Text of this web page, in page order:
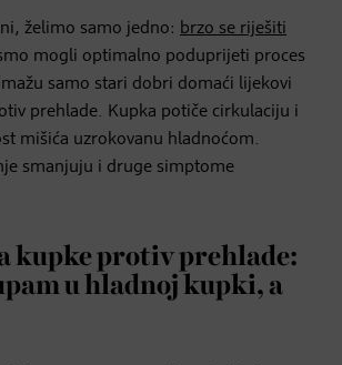
želimo samo jedno: brzo se riješiti
mogli optimalno poduprijeti proces
samo stari dobri domaći lijekovi
prehlade. Kupka potiče cirkulaciju i
mišića uzrokovanu hladnoćom.
smanjuju i druge simptome
kupke protiv prehlade:
u hladnoj kupki, a